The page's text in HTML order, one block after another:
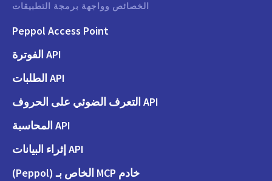
الخصائص وواجهة برمجة التطبيقات
Peppol Access Point
API الفوترة
API الطلبات
API التعرف الضوئي على الحروف
API المحاسبة
API إثراء البيانات
خادم MCP الخاص بـ (Peppol)